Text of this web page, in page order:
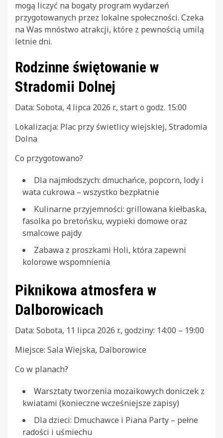
mogą liczyć na bogaty program wydarzeń
przygotowanych przez lokalne społeczności. Czeka
na Was mnóstwo atrakcji, które z pewnością umilą
letnie dni.
Rodzinne świętowanie w
Stradomii Dolnej
Data: Sobota, 4 lipca 2026 r., start o godz. 15:00
Lokalizacja: Plac przy świetlicy wiejskiej, Stradomia
Dolna
Co przygotowano?
Dla najmłodszych: dmuchańce, popcorn, lody i
wata cukrowa – wszystko bezpłatnie
Kulinarne przyjemności: grillowana kiełbaska,
fasolka po bretońsku, wypieki domowe oraz
smalcowe pajdy
Zabawa z proszkami Holi, która zapewni
kolorowe wspomnienia
Piknikowa atmosfera w
Dalborowicach
Data: Sobota, 11 lipca 2026 r., godziny: 14:00 – 19:00
Miejsce: Sala Wiejska, Dalborowice
Co w planach?
Warsztaty tworzenia mozaikowych doniczek z
kwiatami (konieczne wcześniejsze zapisy)
Dla dzieci: Dmuchawce i Piana Party – pełne
radości i uśmiechu